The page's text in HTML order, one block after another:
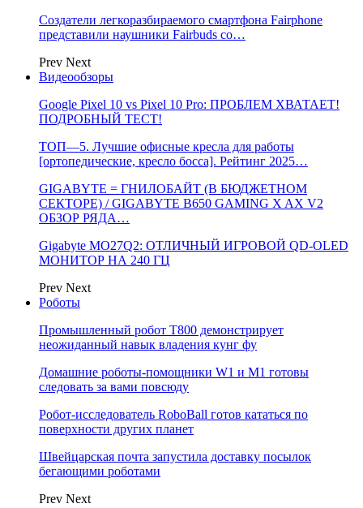
Создатели легкоразбираемого смартфона Fairphone
представили наушники Fairbuds со…
Prev Next
Видеообзоры
Google Pixel 10 vs Pixel 10 Pro: ПРОБЛЕМ ХВАТАЕТ!
ПОДРОБНЫЙ ТЕСТ!
ТОП—5. Лучшие офисные кресла для работы
[ортопедические, кресло босса]. Рейтинг 2025…
GIGABYTE = ГНИЛОБАЙТ (В БЮДЖЕТНОМ
СЕКТОРЕ) / GIGABYTE B650 GAMING X AX V2
ОБЗОР РЯДА…
Gigabyte MO27Q2: ОТЛИЧНЫЙ ИГРОВОЙ QD-OLED
МОНИТОР НА 240 ГЦ
Prev Next
Роботы
Промышленный робот Т800 демонстрирует
неожиданный навык владения кунг фу
Домашние роботы-помощники W1 и M1 готовы
следовать за вами повсюду
Робот-исследователь RoboBall готов кататься по
поверхности других планет
Швейцарская почта запустила доставку посылок
бегающими роботами
Prev Next